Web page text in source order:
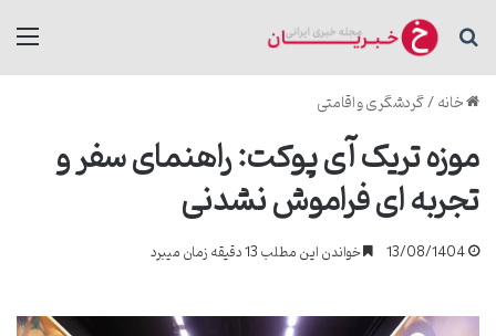
جستجو برای
خانه/گردشگری و اقامتی
موزه تریک آی پوکت: راهنمای سفر و
تجربه ای فراموش نشدنی
13/08/1404 خواندن این مطلب 13 دقیقه زمان میبرد